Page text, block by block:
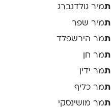
תמיר גולדנברג
תמיר שפר
תמר הירשפלד
תמר חן
תמר ידין
תמר כליף
תמר מושינסקי